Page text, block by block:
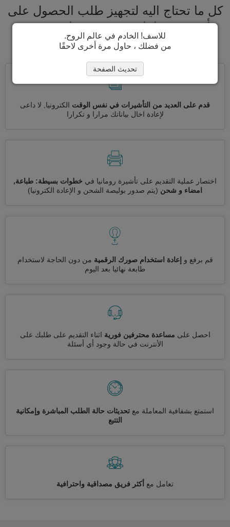
كل ما تحتاج اليه لتجهيز طلب الحصول على
تأشيرة رومانيا تحت سقف واحد. تسريع
عملية الحصول على تأشيرة رومانيا
قدم على العديد من التأشيرات في نفس الوقت الكترونيا, لا داعى
لإعادة اخال بياناتك مرارا و تكرارا
اختصار عملية التقديم على تأشيرة رومانيا في خطوات بسيطة: طباعة,
امضاء و شحن (يتم صدور بوليصة الشحن و الإعادة الكترونيا)
قم برفع و إعادة استخدام صورك الرقمية من دون الحاجة لاستخدام
طابعة نهائيا بعد اليوم
احصل على مساعدة محترفين فورية اثناء التقديم على طلبك على
الأنترنت في حالة وجود أي أسئلة
استمتع بشفافية المعاملة مع تحديثات حالة الطلب المباشرة وإمكانية
التتبع
تعامل مع أكثر فريق مصداقية واحترافية
للاسف! الخادم في عالم الروح.
من فضلك ، حاول مرة أخرى لاحقًا
تحديث الصفحة